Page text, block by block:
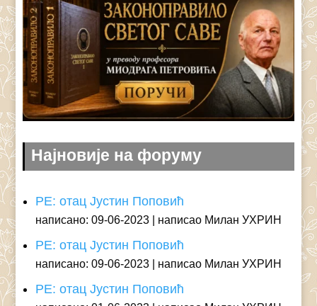
Најновије на форуму
РЕ: отац Јустин Поповић
написано: 09-06-2023 написао Милан УХРИН
РЕ: отац Јустин Поповић
написано: 09-06-2023 написао Милан УХРИН
РЕ: отац Јустин Поповић